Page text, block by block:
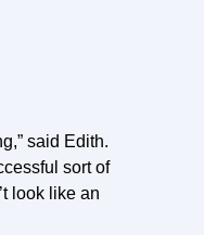
said Edith.
sort of
look like an